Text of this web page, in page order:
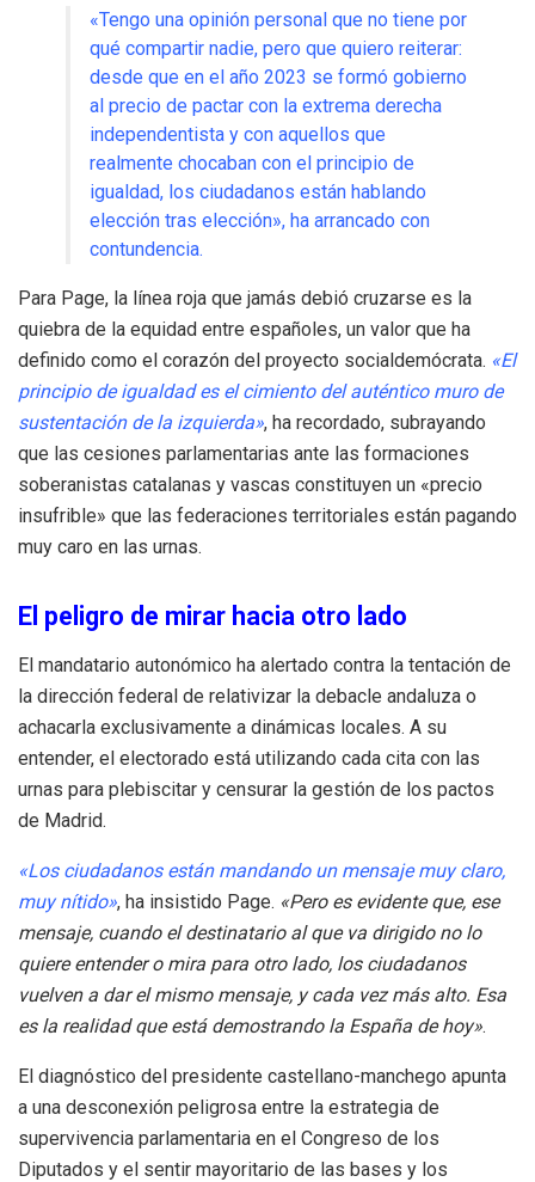
«Tengo una opinión personal que no tiene por
qué compartir nadie, pero que quiero reiterar:
desde que en el año 2023 se formó gobierno
al precio de pactar con la extrema derecha
independentista y con aquellos que
realmente chocaban con el principio de
igualdad, los ciudadanos están hablando
elección tras elección», ha arrancado con
contundencia.
Para Page, la línea roja que jamás debió cruzarse es la
quiebra de la equidad entre españoles, un valor que ha
definido como el corazón del proyecto socialdemócrata. «El
principio de igualdad es el cimiento del auténtico muro de
sustentación de la izquierda», ha recordado, subrayando
que las cesiones parlamentarias ante las formaciones
soberanistas catalanas y vascas constituyen un «precio
insufrible» que las federaciones territoriales están pagando
muy caro en las urnas.
El peligro de mirar hacia otro lado
El mandatario autonómico ha alertado contra la tentación de
la dirección federal de relativizar la debacle andaluza o
achacarla exclusivamente a dinámicas locales. A su
entender, el electorado está utilizando cada cita con las
urnas para plebiscitar y censurar la gestión de los pactos
de Madrid.
«Los ciudadanos están mandando un mensaje muy claro,
muy nítido», ha insistido Page. «Pero es evidente que, ese
mensaje, cuando el destinatario al que va dirigido no lo
quiere entender o mira para otro lado, los ciudadanos
vuelven a dar el mismo mensaje, y cada vez más alto. Esa
es la realidad que está demostrando la España de hoy».
El diagnóstico del presidente castellano-manchego apunta
a una desconexión peligrosa entre la estrategia de
supervivencia parlamentaria en el Congreso de los
Diputados y el sentir mayoritario de las bases y los